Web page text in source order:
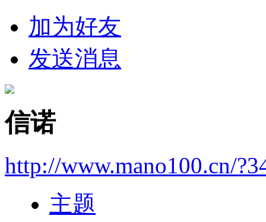
加为好友
发送消息
信诺
http://www.mano100.cn/
主题